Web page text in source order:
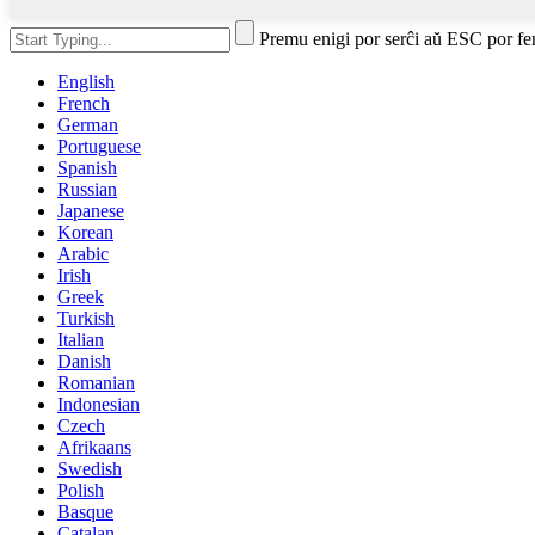
Premu enigi por serĉi aŭ ESC por
English
French
German
Portuguese
Spanish
Russian
Japanese
Korean
Arabic
Irish
Greek
Turkish
Italian
Danish
Romanian
Indonesian
Czech
Afrikaans
Swedish
Polish
Basque